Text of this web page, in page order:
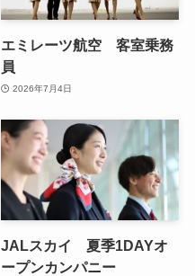
エミレーツ航空 客室乗務
員
2026年7月4日
JALスカイ 夏季1DAYオ
ープンカンパニー